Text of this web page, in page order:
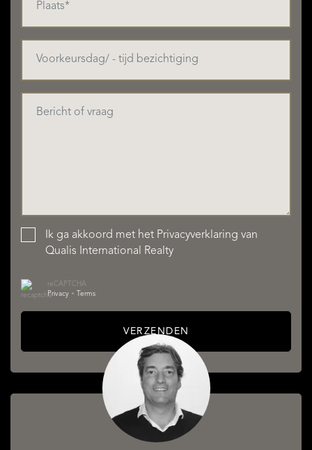
Ik ga akkoord met het Privacyverklaring van
Qualis International Realty
reCAPTCHA
Privacy • Terms
VERZENDEN